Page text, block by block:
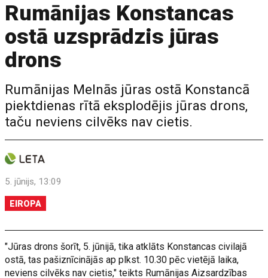
Rumānijas Konstancas
ostā uzsprādzis jūras
drons
Rumānijas Melnās jūras ostā Konstancā
piektdienas rītā eksplodējis jūras drons,
taču neviens cilvēks nav cietis.
5. jūnijs, 13:09
EIROPA
"Jūras drons šorīt, 5. jūnijā, tika atklāts Konstancas civilajā
ostā, tas pašiznīcinājās ap plkst. 10.30 pēc vietējā laika,
neviens cilvēks nav cietis," teikts Rumānijas Aizsardzības